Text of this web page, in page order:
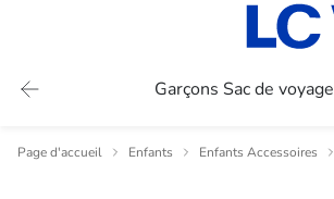
Garçons Sac de voyage
Page d'accueil Enfants Enfants Accessoires